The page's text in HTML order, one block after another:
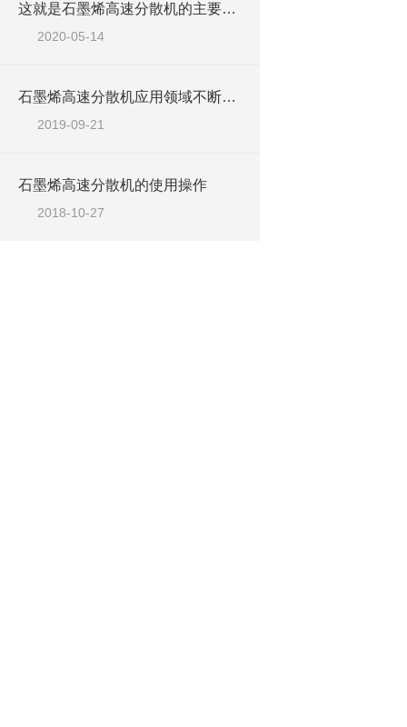
这就是石墨烯高速分散机的主要性能！
2020-05-14
石墨烯高速分散机应用领域不断扩大
2019-09-21
石墨烯高速分散机的使用操作
2018-10-27